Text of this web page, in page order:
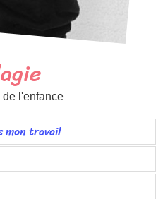
de l'enfance
mon travail